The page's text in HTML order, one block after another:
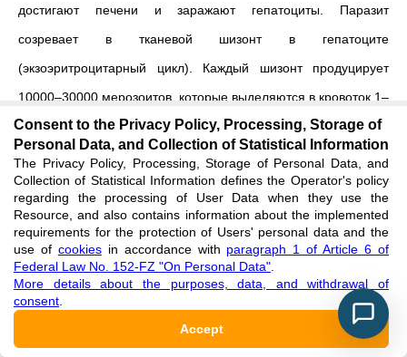
достигают печени и заражают гепатоциты. Паразит
созревает в тканевой шизонт в гепатоците
(экзоэритроцитарный цикл). Каждый шизонт продуцирует
10000–30000 мерозоитов, которые выделяются в кровоток 1–
3 неделями позже, когда гепатоцит разрушается. Мерозоиты
инфицируют красные тельца крови и там паразит
вегетативно размножается (эритроцитарный цикл)[14].
Мерозоиты развиваются в кольцевую стадию трофозоитов.
Они растут и в основном развиваются в шизонты эритроцита;
шизонты продуцируют следующих мерозоитов, которые
через 48–72 часа разрывают эритроцит и выделяются в
плазму. Эти мерозоиты тогда быстро вторгаются в новый
Consent to the Privacy Policy, Processing, Storage of
Personal Data, and Collection of Statistical Information
The Privacy Policy, Processing, Storage of Personal Data, and
Collection of Statistical Information defines the Operator's policy
regarding the processing of User Data when they use the
Resource, and also contains information about the implemented
requirements for the protection of Users' personal data and the
use of cookiesin accordance with paragraph 1 of Article 6 of
Federal Law No. 152-FZ "On Personal Data"
More details about the purposes, data, and withdrawal of
consent
Accept